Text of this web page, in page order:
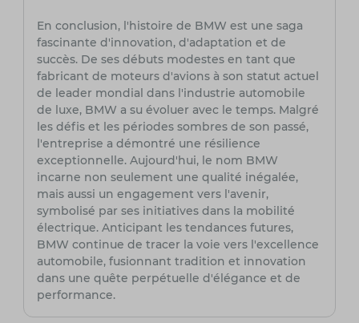
En conclusion, l'histoire de BMW est une saga
fascinante d'innovation, d'adaptation et de
succès. De ses débuts modestes en tant que
fabricant de moteurs d'avions à son statut actuel
de leader mondial dans l'industrie automobile
de luxe, BMW a su évoluer avec le temps. Malgré
les défis et les périodes sombres de son passé,
l'entreprise a démontré une résilience
exceptionnelle. Aujourd'hui, le nom BMW
incarne non seulement une qualité inégalée,
mais aussi un engagement vers l'avenir,
symbolisé par ses initiatives dans la mobilité
électrique. Anticipant les tendances futures,
BMW continue de tracer la voie vers l'excellence
automobile, fusionnant tradition et innovation
dans une quête perpétuelle d'élégance et de
performance.